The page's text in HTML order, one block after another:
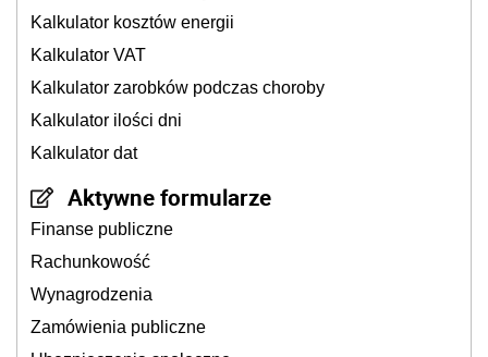
Kalkulator kosztów energii
Kalkulator VAT
Kalkulator zarobków podczas choroby
Kalkulator ilości dni
Kalkulator dat
Aktywne formularze
Finanse publiczne
Rachunkowość
Wynagrodzenia
Zamówienia publiczne